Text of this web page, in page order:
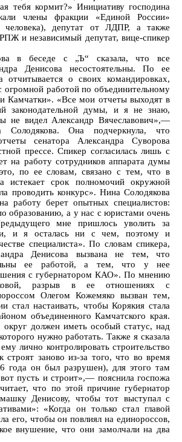
тебя кормит?» Инициативу господина
члены фракции «Единой России»
человека), депутат от ЛДПР, а также
и независимый депутат, вице-спикер
в беседе с „Ъ“ сказала, что все
Денисова несостоятельны. По ее
отчитывается о своих командировках,
огромной работой по объединительному
Камчатки». «Все мои отчеты выходят в
законодательной думы, и я не знаю,
не видел Александр Вячеславович»,—
Солодякова. Она подчеркнула, что
сенатора Александра Суворова
прессе. Спикер согласилась лишь с
на работу сотрудников аппарата думы
по ее словам, связано с тем, что в
истекает срок полномочий окружной
проводить конкурс». Нина Солодякова
работу берет опытных специалистов:
образованию, а у нас с юристами очень
мне пришлось уволить за
и я осталась ни с чем, поэтому и
специалиста». По словам спикера,
Денисова вызвана не тем, что
ее работой, а тем, что у нее
с губернатором КАО». По мнению
разрыв в ее отношениях с
Олегом Кожемяко вызван тем,
стал настаивать, чтобы Корякия стала
объединенного Камчатского края.
должен иметь особый статус, над
нужно работать. Также я сказала
лично контролировать строительство
строят заново из-за того, что во время
года он был разрушен), для этого там
вот пусть и строит»,— пояснила госпожа
что по этой причине губернатор
Денисову, чтобы тот выступал с
«Когда он только стал главой
его, чтобы он повлиял на единороссов,
внушение, что они замолчали на два